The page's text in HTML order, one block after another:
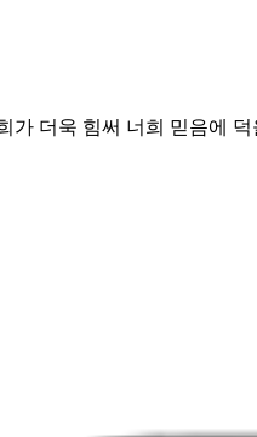
가 더욱 힘써 너희 믿음에 덕